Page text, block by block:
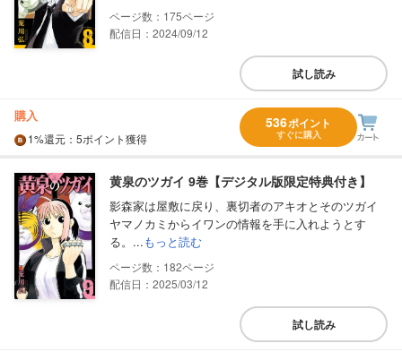
175
配信日：2024/09/12
試し読み
購入
1%還元 ：5ポイント獲得
536ポイント
すぐに購入
黄泉のツガイ 9巻【デジタル版限定特典付き】
影森家は屋敷に戻り、裏切者のアキオとそのツガイ
ヤマノカミからイワンの情報を手に入れようとす
る。...もっと読む
182
配信日：2025/03/12
試し読み